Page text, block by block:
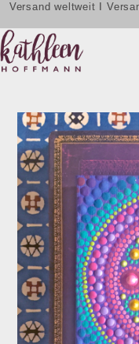
Versand weltweit I